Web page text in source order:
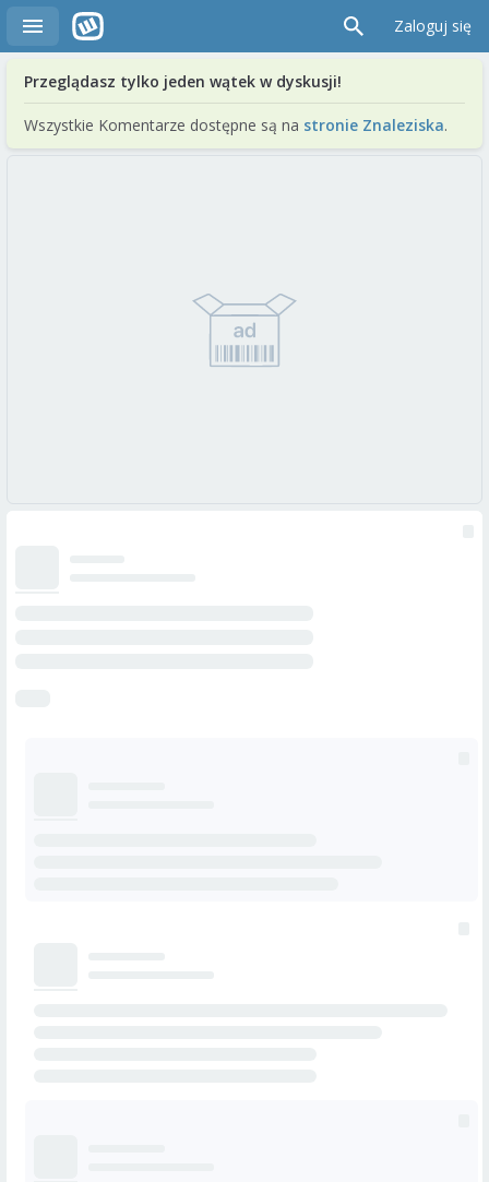
Zaloguj się
Przeglądasz tylko jeden wątek w dyskusji!
Wszystkie Komentarze dostępne są na stronie Znaleziska.